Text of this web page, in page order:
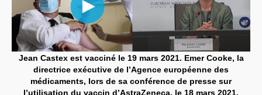
Jean Castex est vacciné le 19 mars 2021. Emer Cooke, la
directrice exécutive de l’Agence européenne des
médicaments, lors de sa conférence de presse sur
l’utilisation du vaccin d’AstraZeneca, le 18 mars 2021.